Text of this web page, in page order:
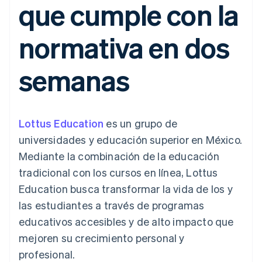
Boost
Optimizaciones
Link
Proceso de
acelerado
Recognition
Automatización
contable
Stripe Sigma
Informes
personalizados
Sincronización
de datos
Más
Product roadmap
Ver lo que viene
Radar
Prevención de fraude
Atlas
Constitución de una startup
Climate
Eliminación de dióxido de carbono
Gestión del dinero
Plataformas
SaaS
Por sector
creadores
Hostelería, viajes y ocio
Medios de
comunicación y
entretenimiento
Organizaciones sin
fines de lucro
Servicios
profesionales
Gestionar
suscripciones
Ofrecer cobro por
consumo
Emitir tarjetas
respaldadas por
Aprovisiona y gestiona
servicios con agentes
Recursos
aplicaciones
Ejemplos de código
Blog de
desarrolladores
Estado de la API
Hoja de ruta del
producto
Conferencia anual
Sessions
Sala de prensa
Stripe Press
Contacta con ventas
Conviértete en socio
que cumple con la
normativa en dos
semanas
Lottus Education es un grupo de
universidades y educación superior en México.
Mediante la combinación de la educación
tradicional con los cursos en línea, Lottus
Education busca transformar la vida de los y
las estudiantes a través de programas
educativos accesibles y de alto impacto que
mejoren su crecimiento personal y
profesional.